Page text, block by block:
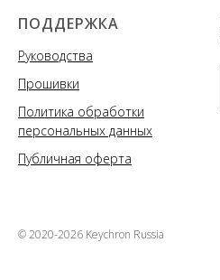
ПОДДЕРЖКА
Руководства
Прошивки
Политика обработки
персональных данных
Публичная оферта
© 2020-2026 Keychron Russia